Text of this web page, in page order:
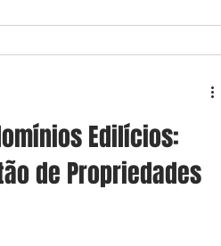
Edilícios:
de Propriedades